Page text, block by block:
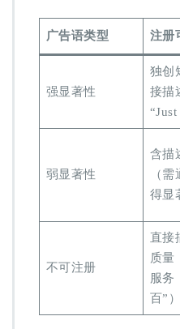
略
与
法
律
实
务​
广告语类型 注册
强显著性
独创
接描
“Just
弱显著性
含描
（
得显
不可注册
直接
质量
服务
百”）